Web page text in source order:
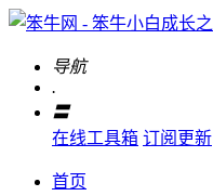
导航
.
〓
在线工具箱 订阅更新
首页